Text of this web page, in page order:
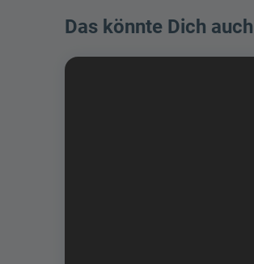
Das könnte Dich